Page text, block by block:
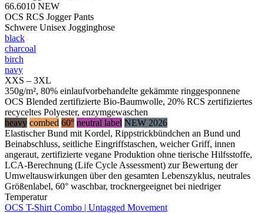
66.6010 NEW
OCS RCS Jogger Pants
Schwere Unisex Jogginghose
black
charcoal
birch
navy
XXS – 3XL
350g/m², 80% einlaufvorbehandelte gekämmte ringgesponnene
OCS Blended zertifizierte Bio-Baumwolle, 20% RCS zertifiziertes
recyceltes Polyester, enzymgewaschen
heavy combed 60° neutral label NEW 2026
Elastischer Bund mit Kordel, Rippstrickbündchen an Bund und
Beinabschluss, seitliche Eingriffstaschen, weicher Griff, innen
angeraut, zertifizierte vegane Produktion ohne tierische Hilfsstoffe,
LCA-Berechnung (Life Cycle Assessment) zur Bewertung der
Umweltauswirkungen über den gesamten Lebenszyklus, neutrales
Größenlabel, 60° waschbar, trocknergeeignet bei niedriger
Temperatur
OCS T-Shirt Combo | Untagged Movement